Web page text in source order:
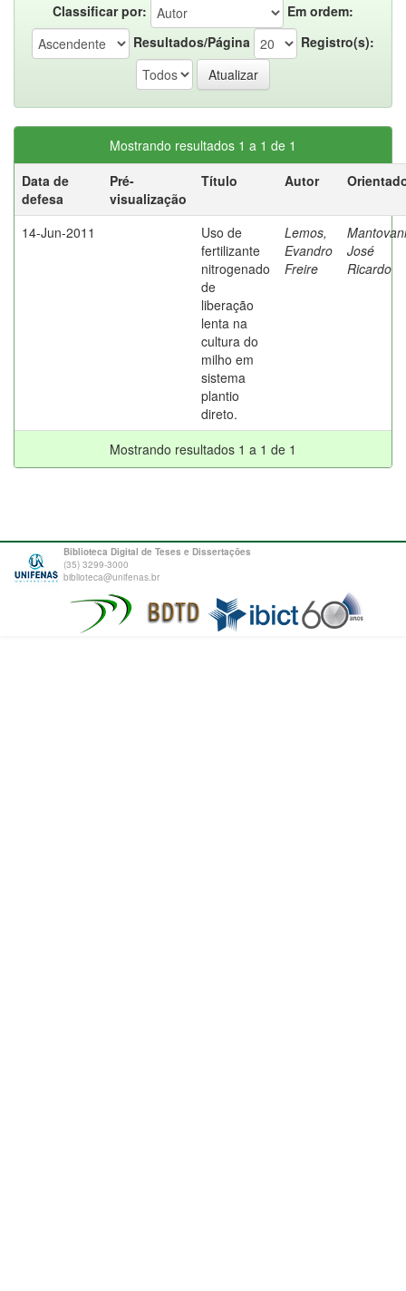
Classificar por:
Em ordem:
Resultados/Página
Registro(s):
Mostrando resultados 1 a 1 de 1
Data de
defesa
Pré-
visualização
Título Autor
14-Jun-2011
Uso de
fertilizante
nitrogenado
de
liberação
lenta na
cultura do
milho em
sistema
plantio
direto.
Lemos,
Evandro
Freire
José
Ricardo
Mostrando resultados 1 a 1 de 1
Biblioteca Digital de Teses e Dissertações
(35) 3299-3000
biblioteca@unifenas.br